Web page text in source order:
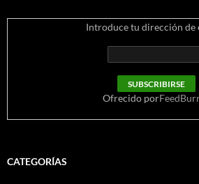
Introduce tu dirección de
Ofrecido por
CATEGORÍAS